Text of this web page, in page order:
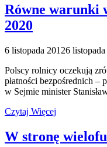
Równe warunki
2020
6 listopada 20126
Polscy rolnicy oczekują
płatności bezpośrednich –
w Sejmie minister
Czytaj Więcej
W stronę